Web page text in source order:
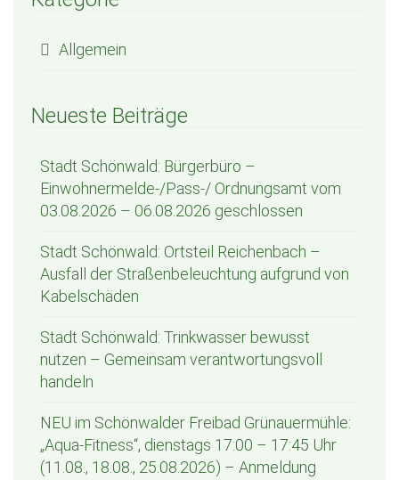
Allgemein
Neueste Beiträge
Stadt Schönwald: Bürgerbüro –
Einwohnermelde-/Pass-/ Ordnungsamt vom
03.08.2026 – 06.08.2026 geschlossen
Stadt Schönwald: Ortsteil Reichenbach –
Ausfall der Straßenbeleuchtung aufgrund von
Kabelschäden
Stadt Schönwald: Trinkwasser bewusst
nutzen – Gemeinsam verantwortungsvoll
handeln
NEU im Schönwalder Freibad Grünauermühle:
„Aqua-Fitness“, dienstags 17:00 – 17:45 Uhr
(11.08., 18.08., 25.08.2026) – Anmeldung